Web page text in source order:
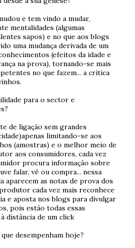
e tem vindo a mudar,
mentalidades (algumas
sapos) e no que aos blogs
uma mudança derivada de um
(efeitos da idade e
na prova), tornando-se mais
no que fazem... a crítica
para o sector e
de ligação sem grandes
limitando-se aos
(amostras) e o melhor meio de
aos consumidores, cada vez
procura informação sobre
falar, vê ou compra... nessa
aparecem as notas de prova dos
cada vez mais reconhece
e aposta nos blogs para divulgar
pois estão todas essas
distância de um click
desempenham hoje?